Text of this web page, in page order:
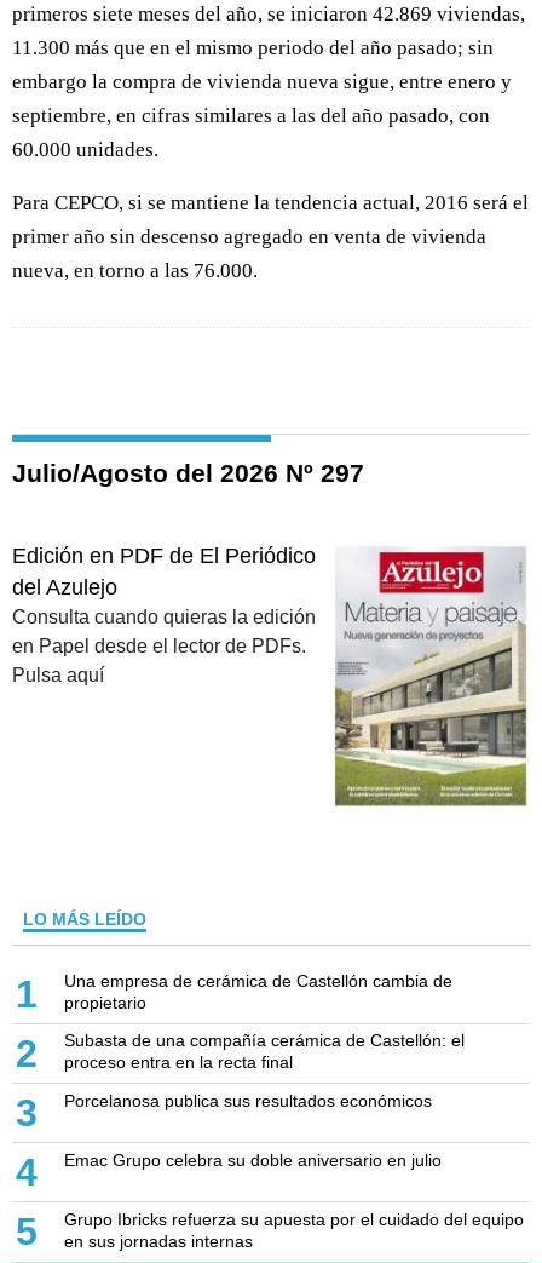
primeros siete meses del año, se iniciaron 42.869 viviendas,
11.300 más que en el mismo periodo del año pasado; sin
embargo la compra de vivienda nueva sigue, entre enero y
septiembre, en cifras similares a las del año pasado, con
60.000 unidades.
Para CEPCO, si se mantiene la tendencia actual, 2016 será el
primer año sin descenso agregado en venta de vivienda
nueva, en torno a las 76.000.
Julio/Agosto del 2026 Nº 297
Edición en PDF de El Periódico
del Azulejo
Consulta cuando quieras la edición
en Papel desde el lector de PDFs.
Pulsa aquí
LO MÁS LEÍDO
1
Una empresa de cerámica de Castellón cambia de
propietario
2
Subasta de una compañía cerámica de Castellón: el
proceso entra en la recta final
3 Porcelanosa publica sus resultados económicos
4 Emac Grupo celebra su doble aniversario en julio
5
Grupo Ibricks refuerza su apuesta por el cuidado del equipo
en sus jornadas internas